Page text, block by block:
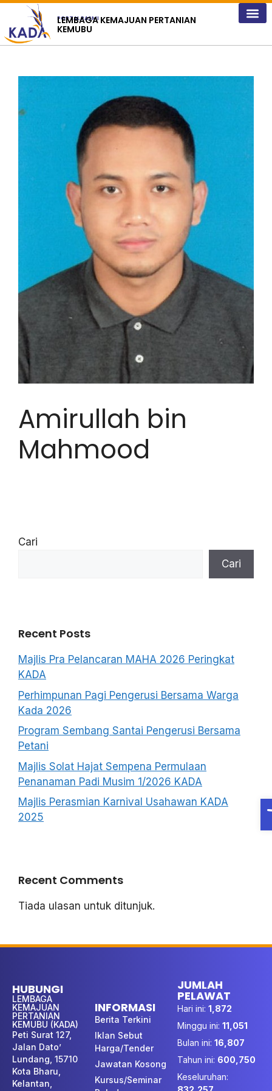
content
PORTAL RASMI
LEMBAGA KEMAJUAN PERTANIAN
KEMUBU
Amirullah bin
Mahmood
Cari
Cari
Recent Posts
Majlis Pra Pelancaran MAHA 2026 Peringkat
KADA
Perhimpunan Pagi Pengerusi Bersama Warga
Kada 2026
Program Sembang Santai Pengerusi Bersama
Petani
Majlis Solat Hajat Sempena Permulaan
Penanaman Padi Musim 1/2026 KADA
Majlis Perasmian Karnival Usahawan KADA
2025
Recent Comments
Tiada ulasan untuk ditunjuk.
HUBUNGI
LEMBAGA
KEMAJUAN
PERTANIAN
KEMUBU (KADA)
Peti Surat 127,
Jalan Dato’
Lundang, 15710
Kota Bharu,
Kelantan,
INFORMASI
Berita Terkini
Iklan Sebut
Harga/Tender
Jawatan Kosong
Kursus/Seminar
JUMLAH
PELAWAT
Hari ini: 1,872
Minggu ini: 11,051
Bulan ini: 16,807
Tahun ini: 600,750
Keseluruhan: